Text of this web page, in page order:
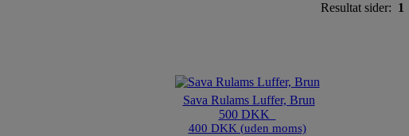
Resultat sider: 1
Sava Rulams Luffer, Brun
500 DKK
400 DKK (uden moms)